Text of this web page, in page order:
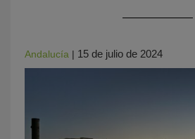
Andalucía | 15 de julio de 2024